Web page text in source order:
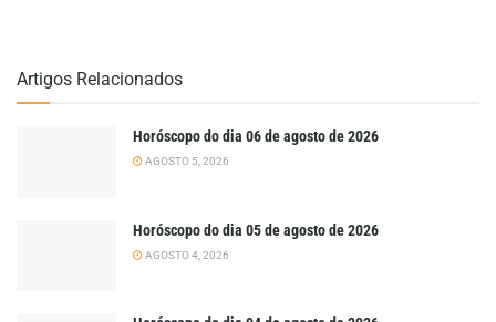
Artigos Relacionados
Horóscopo do dia 06 de agosto de 2026
AGOSTO 5, 2026
Horóscopo do dia 05 de agosto de 2026
AGOSTO 4, 2026